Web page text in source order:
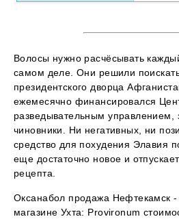
Волосы нужно расчёсывать
самом деле. Они решили
президентского дворца
ежемесячно финансировался
разведывательным управлением,
чиновники. Ни негативных, ни
средство для похудения Элавия
еще достаточно новое и
рецепта.
Оксанабол продажа Нефтекамск
магазине Ухта: Provironum